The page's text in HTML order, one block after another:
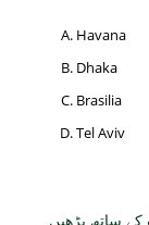
Havana
Dhaka
Brasilia
Tel Aviv
ساتھ پڑھیں